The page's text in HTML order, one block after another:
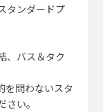
タンダードプ
、バス＆タク
を問わないスタ
い。